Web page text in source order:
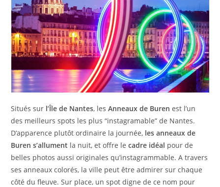
Situés sur l’Île de Nantes, lesAnneaux de Buren est l’un
des meilleurs spots les plus “instagramable” de Nantes.
D’apparence plutôt ordinaire la journée, les anneaux de
Buren s’allument la nuit, et offre lecadre idéal pour de
belles photos aussi originales qu’instagrammable. A travers
ses anneaux colorés, la ville peut être admirer sur chaque
côté du fleuve. Sur place, un spot digne de ce nom pour